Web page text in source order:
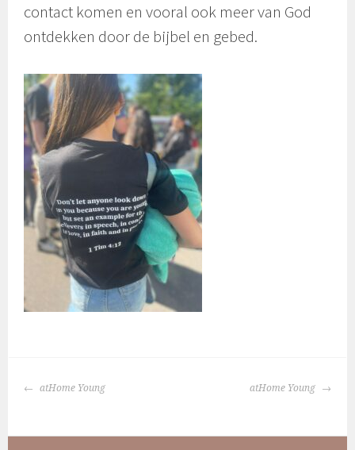
contact komen en vooral ook meer van God
ontdekken door de bijbel en gebed.
BERICHTNAVIGATIE
atHome Young atHome Young